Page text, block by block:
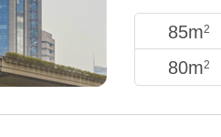
85m2
80m2